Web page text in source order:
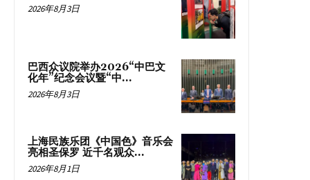
2026年8月3日
巴西众议院举办2026“中巴文
化年”纪念会议暨“中...
2026年8月3日
上海民族乐团《中国色》音乐会
亮相圣保罗 近千名观众...
2026年8月1日